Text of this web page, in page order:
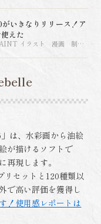
いきなりリリース！ア
えた
イラスト 漫画 制作
ソフト【パソコンでお絵描
は、水彩画から油絵
が描けるソフトで
再現します。
リセットと120種類以
で高い評価を獲得し
！使用感レポートは